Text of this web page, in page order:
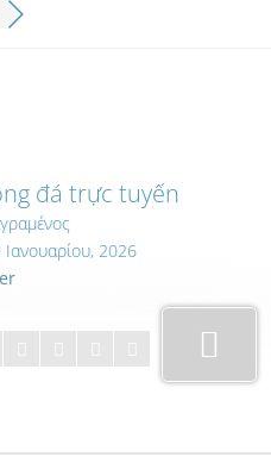
đá trực tuyến
2026